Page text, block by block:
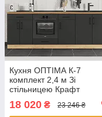
Кухня ОПТІМА К-7
комплект 2,4 м Зі
стільницею Крафт
золотий/Антрацит
18 020 ₴ 23 246 ₴